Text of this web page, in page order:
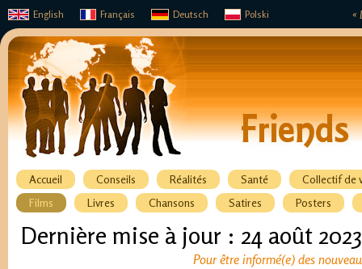
«
English Français Deutsch Polski
Accueil Conseils Réalités Santé
Collectif de
Films
Livres Chansons Satires Posters
Dernière mise à jour : 24 août 2023
Pour être informé(e) des